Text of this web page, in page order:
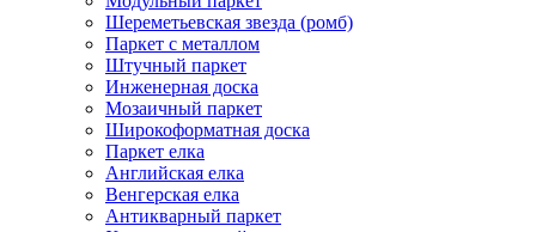
Шереметьевская звезда (ромб)
Паркет с металлом
Штучный паркет
Инженерная доска
Мозаичный паркет
Широкоформатная доска
Паркет елка
Английская елка
Венгерская елка
Антикварный паркет